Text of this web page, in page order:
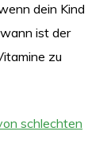
dein Kind
ist der
zu
schlechten